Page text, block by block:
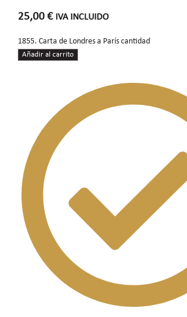
25,00 € IVA INCLUIDO
1855. Carta de Londres a París cantidad
Añadir al carrito